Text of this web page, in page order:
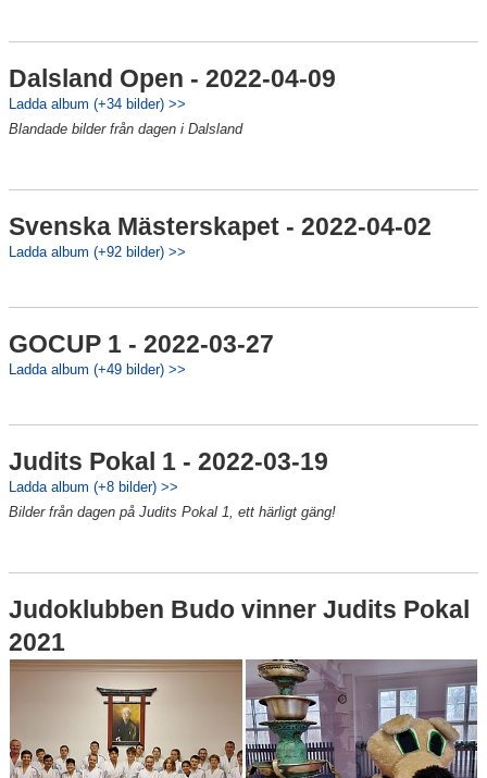
Dalsland Open - 2022-04-09
Ladda album (+34 bilder) >>
Blandade bilder från dagen i Dalsland
Svenska Mästerskapet - 2022-04-02
Ladda album (+92 bilder) >>
GOCUP 1 - 2022-03-27
Ladda album (+49 bilder) >>
Judits Pokal 1 - 2022-03-19
Ladda album (+8 bilder) >>
Bilder från dagen på Judits Pokal 1, ett härligt gäng!
Judoklubben Budo vinner Judits Pokal
2021